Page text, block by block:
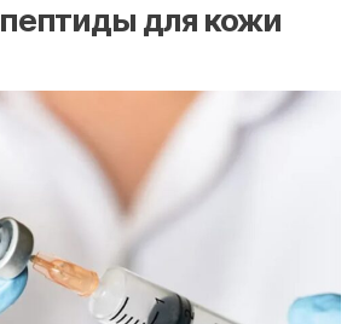
пептиды для кожи